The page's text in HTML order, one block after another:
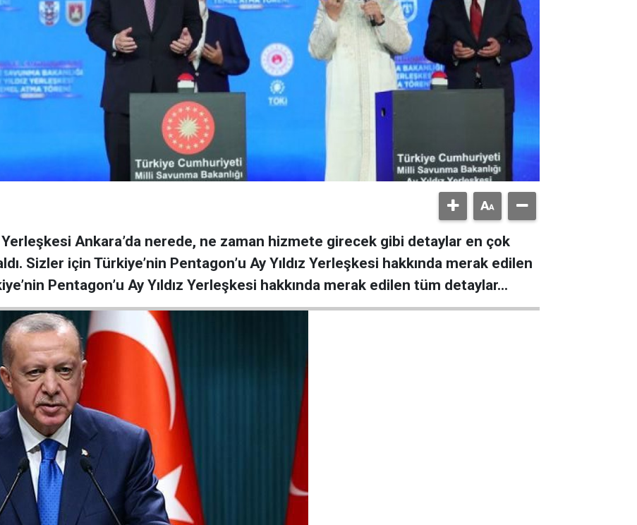
Yerleşkesi Ankara’da nerede, ne zaman hizmete girecek gibi detaylar en çok
Sizler için Türkiye’nin Pentagon’u Ay Yıldız Yerleşkesi hakkında merak edilen
Pentagon’u Ay Yıldız Yerleşkesi hakkında merak edilen tüm detaylar…